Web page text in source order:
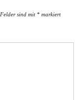
sind mit * markiert